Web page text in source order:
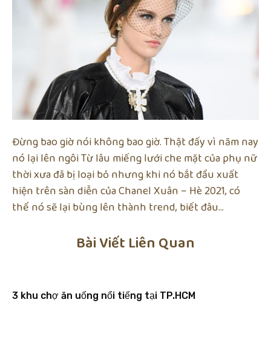
Đừng bao giờ nói không bao giờ. Thật đấy vì năm nay
nó lại lên ngôi Từ lâu miếng lưới che mặt của phụ nữ
thời xưa đã bị loại bỏ nhưng khi nó bắt đầu xuất
hiện trên sàn diễn của Chanel Xuân – Hè 2021, có
thể nó sẽ lại bùng lên thành trend, biết đâu…
Bài Viết Liên Quan
3 khu chợ ăn uống nổi tiếng tại TP.HCM